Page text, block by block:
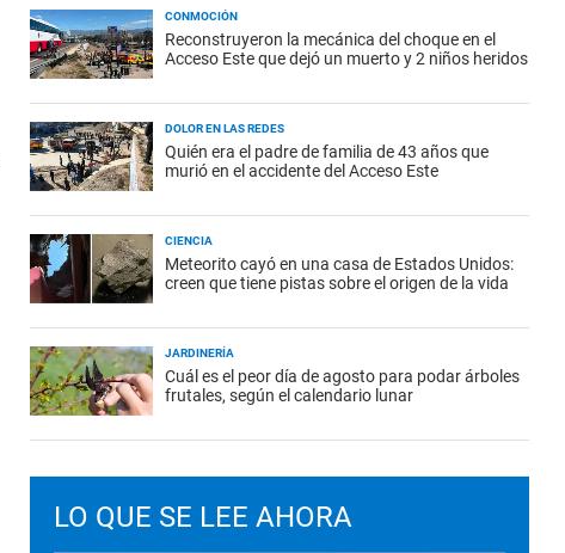
CONMOCIÓN
Reconstruyeron la mecánica del choque en el
Acceso Este que dejó un muerto y 2 niños heridos
DOLOR EN LAS REDES
Quién era el padre de familia de 43 años que
murió en el accidente del Acceso Este
CIENCIA
Meteorito cayó en una casa de Estados Unidos:
creen que tiene pistas sobre el origen de la vida
JARDINERÍA
Cuál es el peor día de agosto para podar árboles
frutales, según el calendario lunar
LO QUE SE LEE AHORA